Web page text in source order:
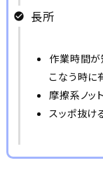
長所
作業時間が
こなう時に
摩擦系ノッ
スッポ抜け